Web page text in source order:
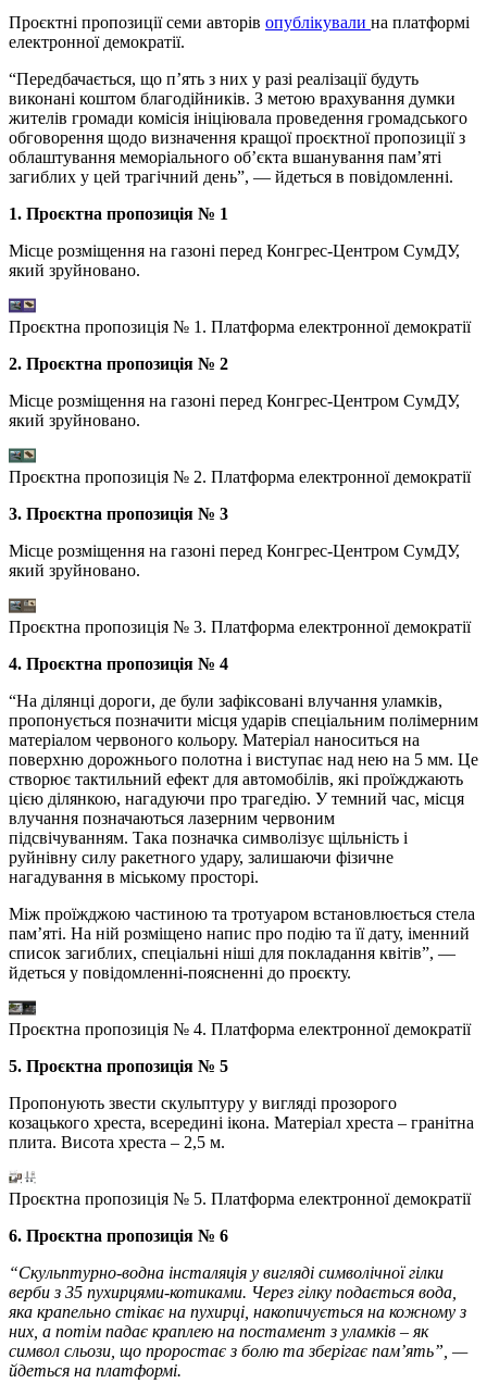
Проєктні пропозиції семи авторів опублікували на платформі
електронної демократії.
“Передбачається, що п’ять з них у разі реалізації будуть
виконані коштом благодійників. З метою врахування думки
жителів громади комісія ініціювала проведення громадського
обговорення щодо визначення кращої проєктної пропозиції з
облаштування меморіального об’єкта вшанування пам’яті
загиблих у цей трагічний день”, — йдеться в повідомленні.
1. Проєктна пропозиція № 1
Місце розміщення на газоні перед Конгрес-Центром СумДУ,
який зруйновано.
Проєктна пропозиція № 1. Платформа електронної демократії
2. Проєктна пропозиція № 2
Місце розміщення на газоні перед Конгрес-Центром СумДУ,
який зруйновано.
Проєктна пропозиція № 2. Платформа електронної демократії
3. Проєктна пропозиція № 3
Місце розміщення на газоні перед Конгрес-Центром СумДУ,
який зруйновано.
Проєктна пропозиція № 3. Платформа електронної демократії
4. Проєктна пропозиція № 4
“На ділянці дороги, де були зафіксовані влучання уламків,
пропонується позначити місця ударів спеціальним полімерним
матеріалом червоного кольору. Матеріал наноситься на
поверхню дорожнього полотна і виступає над нею на 5 мм. Це
створює тактильний ефект для автомобілів, які проїжджають
цією ділянкою, нагадуючи про трагедію. У темний час, місця
влучання позначаються лазерним червоним
підсвічуванням. Така позначка символізує щільність і
руйнівну силу ракетного удару, залишаючи фізичне
нагадування в міському просторі.
Між проїжджою частиною та тротуаром встановлюється стела
пам’яті. На ній розміщено напис про подію та її дату, іменний
список загиблих, спеціальні ніші для покладання квітів”, —
йдеться у повідомленні-поясненні до проєкту.
Проєктна пропозиція № 4. Платформа електронної демократії
5. Проєктна пропозиція № 5
Пропонують звести скульптуру у вигляді прозорого
козацького хреста, всередині ікона. Матеріал хреста – гранітна
плита. Висота хреста – 2,5 м.
Проєктна пропозиція № 5. Платформа електронної демократії
6. Проєктна пропозиція № 6
“Скульптурно-водна інсталяція у вигляді символічної гілки
верби з 35 пухирцями-котиками. Через гілку подається вода,
яка крапельно стікає на пухирці, накопичується на кожному з
них, а потім падає краплею на постамент з уламків – як
символ сльози, що проростає з болю та зберігає пам’ять”, —
йдеться на платформі.